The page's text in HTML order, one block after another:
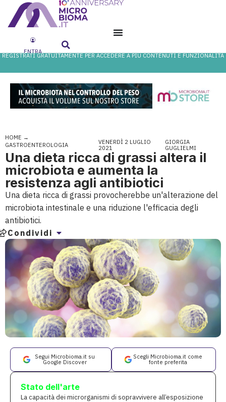
ENTRA
REGISTRATI GRATUITAMENTE PER ACCEDERE A PIÙ CONTENUTI E FUNZIONALITÀ
HOME →
GASTROENTEROLOGIA
VENERDÌ 2 LUGLIO
2021
GIORGIA
GUGLIELMI
Una dieta ricca di grassi altera il
microbiota e aumenta la
resistenza agli antibiotici
Una dieta ricca di grassi provocherebbe un'alterazione del
microbiota intestinale e una riduzione l'efficacia degli
antibiotici.
Condividi
Segui Microbioma.it su
Google Discover
Scegli Microbioma.it come
fonte preferita
Stato dell'arte
La capacità dei microrganismi di sopravvivere all’esposizione